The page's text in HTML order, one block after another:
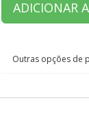
ADICIONAR
Outras opções de